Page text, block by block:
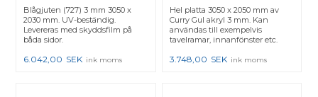
Blågjuten (727) 3 mm 3050 x
2030 mm. UV-beständig.
Levereras med skyddsfilm på
båda sidor.
6.042,00 SEK ink moms
Hel platta 3050 x 2050 mm av
Curry Gul akryl 3 mm. Kan
användas till exempelvis
tavelramar, innanfönster etc.
3.748,00 SEK ink moms